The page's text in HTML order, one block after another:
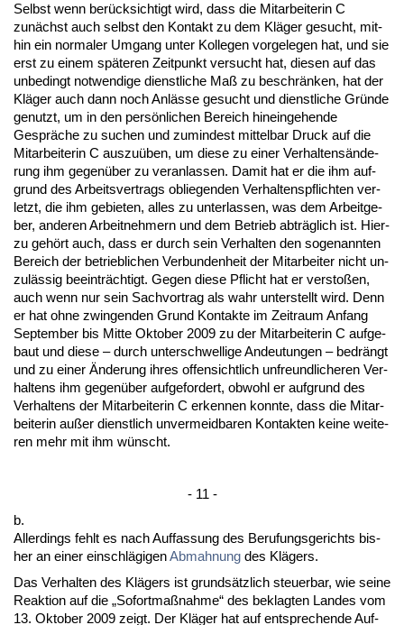
Selbst wenn berück­sich­tigt wird, dass die Mit­ar­bei­te­rin C
zunächst auch selbst den Kon­takt zu dem Kläger ge­sucht, mit­
hin ein nor­ma­ler Um­gang un­ter Kol­le­gen vor­ge­le­gen hat, und sie
erst zu ei­nem späte­ren Zeit­punkt ver­sucht hat, die­sen auf das
un­be­dingt not­wen­di­ge dienst­li­che Maß zu be­schränken, hat der
Kläger auch dann noch Anlässe ge­sucht und dienst­li­che Gründe
ge­nutzt, um in den persönli­chen Be­reich hin­ein­ge­hen­de
Gespräche zu su­chen und zu­min­dest mit­tel­bar Druck auf die
Mit­ar­bei­te­rin C aus­zuüben, um die­se zu ei­ner Ver­hal­tensände­
rung ihm ge­genüber zu ver­an­las­sen. Da­mit hat er die ihm auf­
grund des Ar­beits­ver­trags ob­lie­gen­den Ver­hal­tens­pflich­ten ver­
letzt, die ihm ge­bie­ten, al­les zu un­ter­las­sen, was dem Ar­beit­ge­
ber, an­de­ren Ar­beit­neh­mern und dem Be­trieb ab­träglich ist. Hier­
zu gehört auch, dass er durch sein Ver­hal­ten den so­ge­nann­ten
Be­reich der be­trieb­li­chen Ver­bun­den­heit der Mit­ar­bei­ter nicht un­
zulässig be­ein­träch­tigt. Ge­gen die­se Pflicht hat er ver­s­toßen,
auch wenn nur sein Sach­vor­trag als wahr un­ter­stellt wird. Denn
er hat oh­ne zwin­gen­den Grund Kon­tak­te im Zeit­raum An­fang
Sep­tem­ber bis Mit­te Ok­to­ber 2009 zu der Mit­ar­bei­te­rin C auf­ge­
baut und die­se – durch un­ter­schwel­li­ge An­deu­tun­gen – be­drängt
und zu ei­ner Ände­rung ih­res of­fen­sicht­lich un­freund­li­che­ren Ver­
hal­tens ihm ge­genüber auf­ge­for­dert, ob­wohl er auf­grund des
Ver­hal­tens der Mit­ar­bei­te­rin C er­ken­nen konn­te, dass die Mit­ar­
bei­te­rin außer dienst­lich un­ver­meid­ba­ren Kon­tak­ten kei­ne wei­te­
ren mehr mit ihm wünscht.
- 11 -
b.
Al­ler­dings fehlt es nach Auf­fas­sung des Be­ru­fungs­ge­richts bis­
her an ei­ner ein­schlägi­genAb­mah­nung des Klägers.
Das Ver­hal­ten des Klägers ist grundsätz­lich steu­er­bar, wie sei­ne
Re­ak­ti­on auf die „So­fort­maßnah­me“ des be­klag­ten Lan­des vom
13. Ok­to­ber 2009 zeigt. Der Kläger hat auf ent­spre­chen­de Auf­